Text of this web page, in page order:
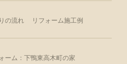
の流れ
リフォーム施工例
ーム：下鴨東高木町の家